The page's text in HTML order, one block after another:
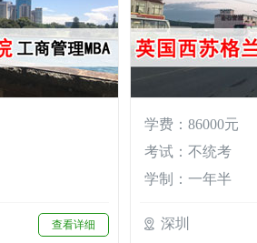
查看详细
学费：86000元
考试：不统考
学制：一年半
深圳